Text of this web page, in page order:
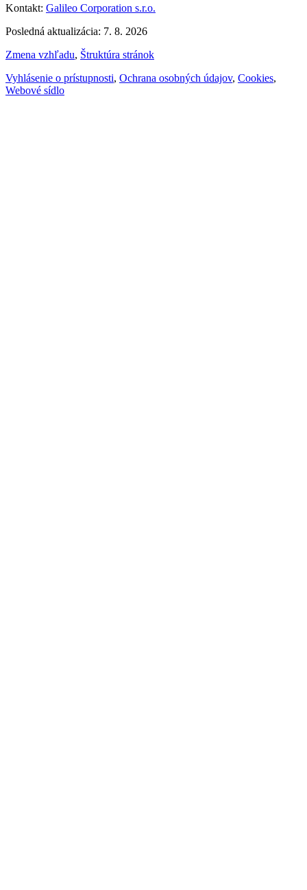
Kontakt: Galileo Corporation s.r.o.
Posledná aktualizácia: 7. 8. 2026
Zmena vzhľadu, Štruktúra stránok
Vyhlásenie o prístupnosti, Ochrana osobných údajov, Cookies,
Webové sídlo